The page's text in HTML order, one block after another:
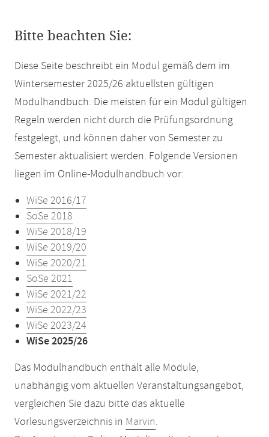
Bitte beachten Sie:
Diese Seite beschreibt ein Modul gemäß dem im
Wintersemester 2025/26 aktuellsten gültigen
Modulhandbuch. Die meisten für ein Modul gültigen
Regeln werden nicht durch die Prüfungsordnung
festgelegt, und können daher von Semester zu
Semester aktualisiert werden. Folgende Versionen
liegen im Online-Modulhandbuch vor:
WiSe 2016/17
SoSe 2018
WiSe 2018/19
WiSe 2019/20
WiSe 2020/21
SoSe 2021
WiSe 2021/22
WiSe 2022/23
WiSe 2023/24
WiSe 2025/26
Das Modulhandbuch enthält alle Module,
unabhängig vom aktuellen Veranstaltungsangebot,
vergleichen Sie dazu bitte das aktuelle
Vorlesungsverzeichnis in Marvin.